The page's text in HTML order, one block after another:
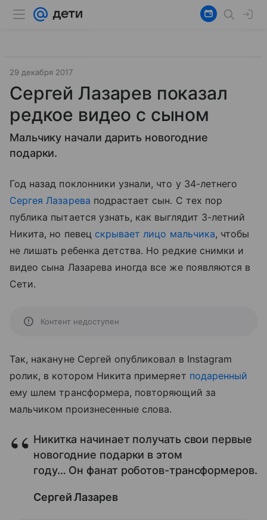
29 декабря 2017
Сергей Лазарев показал
редкое видео с сыном
Мальчику начали дарить новогодние
подарки.
Год назад поклонники узнали, что у 34-летнего
Сергея Лазарева подрастает сын. С тех пор
публика пытается узнать, как выглядит 3-летний
Никита, но певец скрывает лицо мальчика, чтобы
не лишать ребенка детства. Но редкие снимки и
видео сына Лазарева иногда все же появляются в
Сети.
Контент недоступен
Так, накануне Сергей опубликовал в Instagram
ролик, в котором Никита примеряет подаренный
ему шлем трансформера, повторяющий за
мальчиком произнесенные слова.
Никитка начинает получать свои первые
новогодние подарки в этом
году… Он фанат роботов-трансформеров.
Сергей Лазарев